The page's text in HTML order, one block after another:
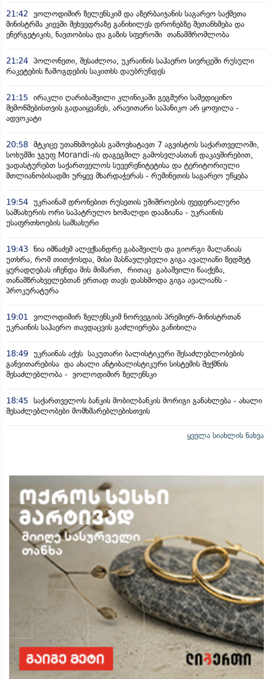
21:42
ვოლოდიმირ ზელენსკიმ და აზერბაიჯანის საგარეო საქმეთა
მინისტრმა კიევში შეხვედრაზე განიხილეს დრონებზე შეთანხმება და
ენერგეტიკის, ნავთობისა და გაზის სფეროში თანამშრომლობა
21:24 პოლონეთი, შესაძლოა, უკრაინის საჰაერო სივრცეში რუსული
რაკეტების ჩამოგდების საკითხს დაუბრუნდეს
21:15 ირაკლი ღარიბაშვილი კლინიკაში გეგმური სამედიცინო
შემოწმებისთვის გადაიყვანეს, არავითარი საპანიკო არ ყოფილა -
ადვოკატი
20:58 მტკიცე უთანხმოებას გამოვხატავთ 7 აგვისტოს საქართველოში,
სოხუმში ჯგუფ Morandi-ის დაგეგმილ გამოსვლასთან დაკავშირებით,
ვადასტურებთ საქართველოს სუვერენიტეტისა და ტერიტორიული
მთლიანობისადმი ურყევ მხარდაჭერას - რუმინეთის საგარეო უწყება
19:54 უკრაინამ დრონებით რუსეთის უშიშროების ფედერალური
სამსახურის ორი საპატრულო ხომალდი დააზიანა - უკრაინის
უსაფრთხოების სამსახური
19:43 ნია იმნაძემ ალექსანდრე გაბაშვილს და გიორგი მალანიას
უთხრა, რომ თითქოსდა, მისი მასწავლებელი გიგა ავალიანი ზედმეტ
ყურადღებას იჩენდა მის მიმართ, რითაც გაბაშვილი წააქეზა,
თანამზრახველებთან ერთად თავს დასხმოდა გიგა ავალიანს -
პროკურატურა
19:01
ვოლოდიმირ ზელენსკიმ ნორვეგიის პრემიერ-მინისტრთან
უკრაინის საჰაერო თავდაცვის გაძლიერება განიხილა
18:49 უკრაინას აქვს საკუთარი ბალისტიკური შესაძლებლობების
განვითარებისა და ახალი ანტიბალისტიკური სისტემის შექმნის
შესაძლებლობა - ვოლოდიმირ ზელენსკი
18:45 საქართველოს ბანკის მობილბანკის მორიგი განახლება - ახალი
შესაძლებლობები მომხმარებლებისთვის
ყველა სიახლის ნახვა